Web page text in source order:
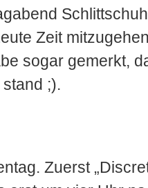
Zeit
sogar gemerkt,
;).
Zuerst